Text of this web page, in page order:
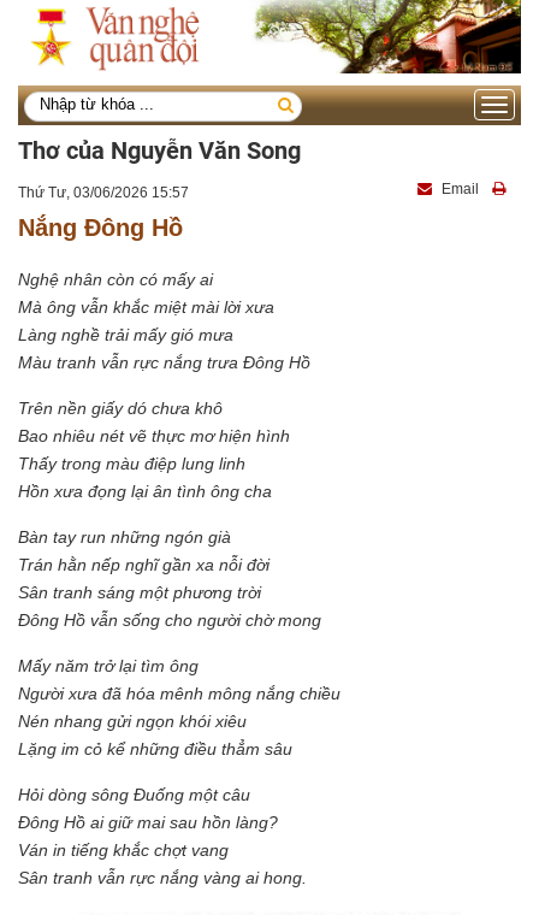
Toggle
Thơ của Nguyễn Văn Song
Thứ Tư, 03/06/2026 15:57 Email
Nắng Đông Hồ
Nghệ nhân còn có mấy ai
Mà ông vẫn khắc miệt mài lời xưa
Làng nghề trải mấy gió mưa
Màu tranh vẫn rực nắng trưa Đông Hồ
Trên nền giấy dó chưa khô
Bao nhiêu nét vẽ thực mơ hiện hình
Thấy trong màu điệp lung linh
Hồn xưa đọng lại ân tình ông cha
Bàn tay run những ngón già
Trán hằn nếp nghĩ gần xa nỗi đời
Sân tranh sáng một phương trời
Đông Hồ vẫn sống cho người chờ mong
Mấy năm trở lại tìm ông
Người xưa đã hóa mênh mông nắng chiều
Nén nhang gửi ngọn khói xiêu
Lặng im cỏ kể những điều thẳm sâu
Hỏi dòng sông Đuống một câu
Đông Hồ ai giữ mai sau hồn làng?
Ván in tiếng khắc chợt vang
Sân tranh vẫn rực nắng vàng ai hong.